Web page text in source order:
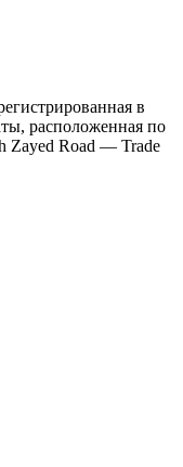
в
расположенная по
Zayed Road — Trade